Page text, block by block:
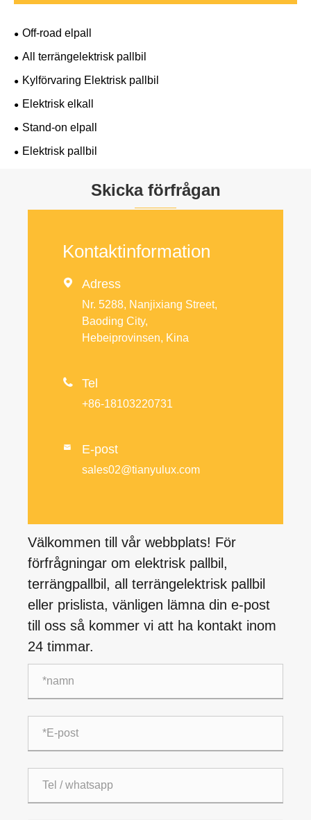
Off-road elpall
All terrängelektrisk pallbil
Kylförvaring Elektrisk pallbil
Elektrisk elkall
Stand-on elpall
Elektrisk pallbil
Skicka förfrågan
Kontaktinformation
 Adress
Nr. 5288, Nanjixiang Street,
Baoding City,
Hebeiprovinsen, Kina
 Tel
+86-18103220731
 E-post
sales02@tianyulux.com
Välkommen till vår webbplats! För
förfrågningar om elektrisk pallbil,
terrängpallbil, all terrängelektrisk pallbil
eller prislista, vänligen lämna din e-post
till oss så kommer vi att ha kontakt inom
24 timmar.